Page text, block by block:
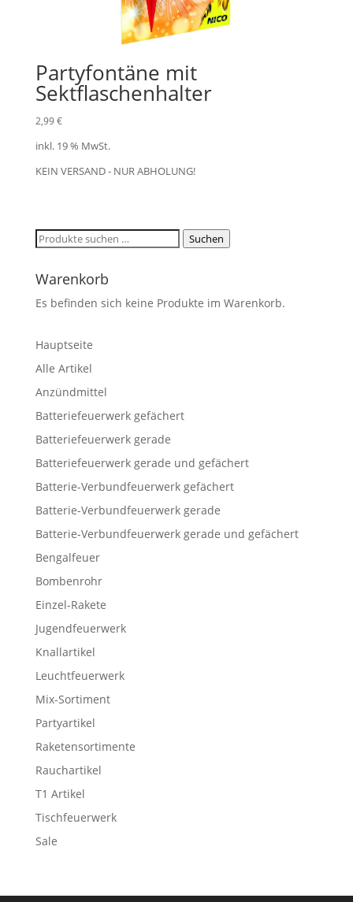
Partyfontäne mit
Sektflaschenhalter
2,99€
inkl. 19 % MwSt.
KEIN VERSAND - NUR ABHOLUNG!
Suchen
Suchen
Warenkorb
Es befinden sich keine Produkte im Warenkorb.
Hauptseite
Alle Artikel
Anzündmittel
Batteriefeuerwerk gefächert
Batteriefeuerwerk gerade
Batteriefeuerwerk gerade und gefächert
Batterie-Verbundfeuerwerk gefächert
Batterie-Verbundfeuerwerk gerade
Batterie-Verbundfeuerwerk gerade und gefächert
Bengalfeuer
Bombenrohr
Einzel-Rakete
Jugendfeuerwerk
Knallartikel
Leuchtfeuerwerk
Mix-Sortiment
Partyartikel
Raketensortimente
Rauchartikel
T1 Artikel
Tischfeuerwerk
Sale